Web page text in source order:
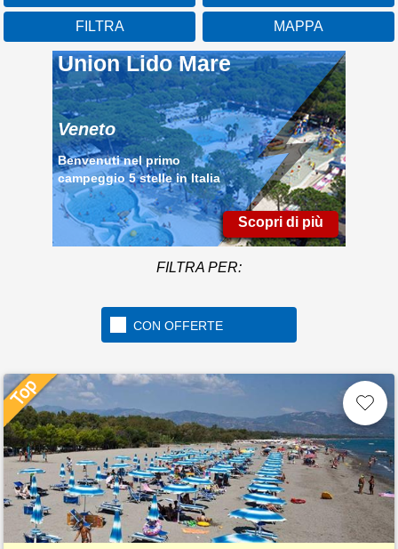
FILTRA MAPPA
Union Lido Mare
Veneto
Benvenuti nel primo
campeggio 5 stelle in Italia
Scopri di più
FILTRA PER:
CON OFFERTE